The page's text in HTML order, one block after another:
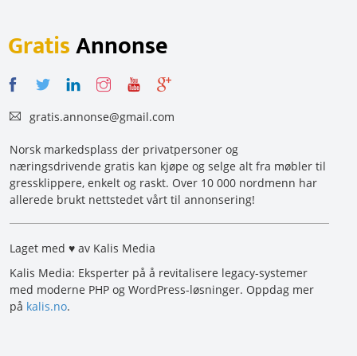
GratisAnnonse
gratis.annonse@gmail.com
Norsk markedsplass der privatpersoner og
næringsdrivende gratis kan kjøpe og selge alt fra møbler til
gressklippere, enkelt og raskt. Over 10 000 nordmenn har
allerede brukt nettstedet vårt til annonsering!
Laget med ♥ av Kalis Media
Kalis Media: Eksperter på å revitalisere legacy-systemer
med moderne PHP og WordPress-løsninger. Oppdag mer
på kalis.no.